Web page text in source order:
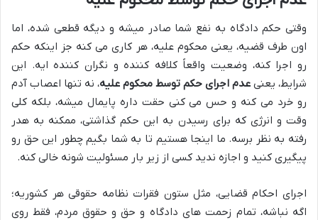
وقتی حکم دادگاه به نفع شما صادر میشه و دیگه قطعی شده، اما
اون طرف قضیه، یعنی محکوم علیه، هر کاری می کنه جز اینکه حکم
رو اجرا کنه، وضعیت واقعاً کلافه کننده و نگران کننده ایه. این
شرایط، یعنی عدم اجرای حکم توسط محکوم علیه، نه تنها اعصاب آدم
رو خرد می کنه و حس می کنی حقت داره پایمال میشه، بلکه کلی
وقت و انرژی که برای رسیدن به این حکم گذاشتی، ممکنه به هدر
رفته به نظر برسه. ما اینجا هستیم تا به شما بگیم چطور این حق رو
پیگیری کنید و اجازه ندید کسی از زیر بار مسئولیت شونه خالی کنه.
اجرای احکام قضایی، مثل ستون فقرات نظامه حقوقی هر کشوریه؛
اگه نباشه، تمام زحمت های دادگاه و حق و حقوق مردم، فقط روی